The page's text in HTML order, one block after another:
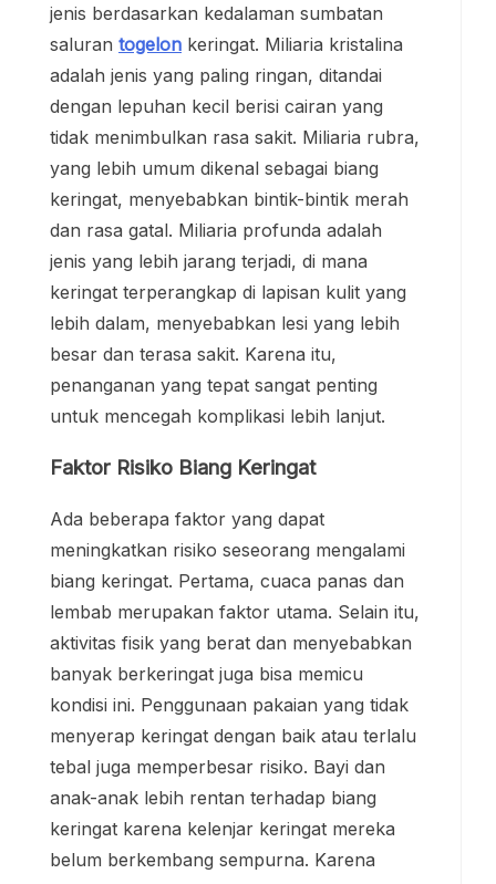
jenis berdasarkan kedalaman sumbatan
saluran togelon keringat. Miliaria kristalina
adalah jenis yang paling ringan, ditandai
dengan lepuhan kecil berisi cairan yang
tidak menimbulkan rasa sakit. Miliaria rubra,
yang lebih umum dikenal sebagai biang
keringat, menyebabkan bintik-bintik merah
dan rasa gatal. Miliaria profunda adalah
jenis yang lebih jarang terjadi, di mana
keringat terperangkap di lapisan kulit yang
lebih dalam, menyebabkan lesi yang lebih
besar dan terasa sakit. Karena itu,
penanganan yang tepat sangat penting
untuk mencegah komplikasi lebih lanjut.
Faktor Risiko Biang Keringat
Ada beberapa faktor yang dapat
meningkatkan risiko seseorang mengalami
biang keringat. Pertama, cuaca panas dan
lembab merupakan faktor utama. Selain itu,
aktivitas fisik yang berat dan menyebabkan
banyak berkeringat juga bisa memicu
kondisi ini. Penggunaan pakaian yang tidak
menyerap keringat dengan baik atau terlalu
tebal juga memperbesar risiko. Bayi dan
anak-anak lebih rentan terhadap biang
keringat karena kelenjar keringat mereka
belum berkembang sempurna. Karena